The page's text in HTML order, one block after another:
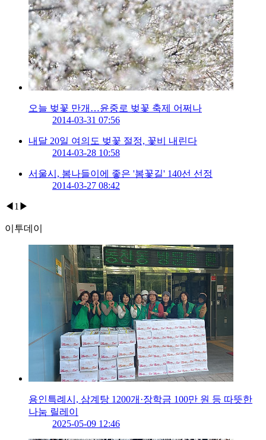
오늘 벚꽃 만개…윤중로 벚꽃 축제 어쩌나
2014-03-31 07:56
내달 20일 여의도 벚꽃 절정, 꽃비 내린다
2014-03-28 10:58
서울시, 봄나들이에 좋은 '봄꽃길' 140선 선정
2014-03-27 08:42
◀ 1 ▶
이투데이
용인특례시, 삼계탕 1200개·장학금 100만 원 등 따뜻한
나눔 릴레이
2025-05-09 12:46